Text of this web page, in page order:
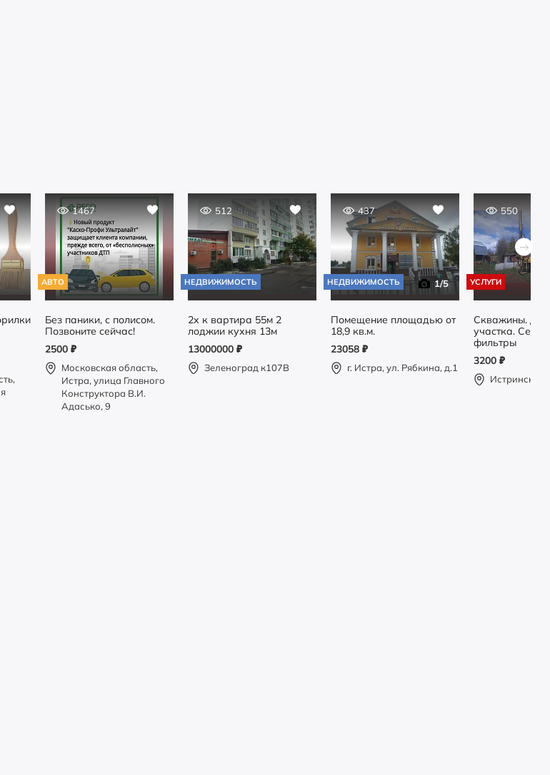
1467
АВТО
Без паники, с полисом.
Позвоните сейчас!
2500 ₽
Московская область,
Истра, улица Главного
Конструктора В.И.
Адасько, 9
512
НЕДВИЖИМОСТЬ
2х к вартира 55м 2
лоджии кухня 13м
13000000 ₽
Зеленоград к107В
437
НЕДВИЖИМОСТЬ 1/5
Помещение площадью от
18,9 кв.м.
23058 ₽
г. Истра, ул. Рябкина, д.1
550
УСЛУГИ
Скважины.
участка.
фильтры
3200 ₽
Истринский